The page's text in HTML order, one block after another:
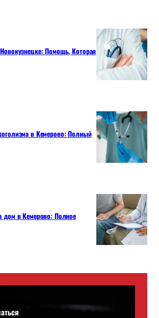
Помощь, Которая
в Кемерово: Полный
дом в Кемерово: Полное